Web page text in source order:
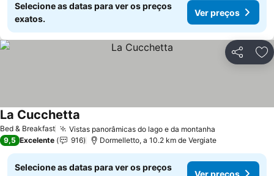
Selecione as datas para ver os preços
exatos.
Ver preços
Partilhar
Bed & Breakfast Vistas panorâmicas do lago e da montanha
La Cucchetta
9,5 Excelente 916 Dormelletto, a 10.2 km de Vergiate
Selecione as datas para ver os preços
Ver preços